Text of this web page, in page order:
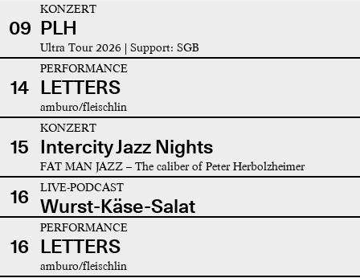
09
KONZERT
PLH
Ultra Tour 2026 | Support: SGB
14
PERFORMANCE
LETTERS
amburo/fleischlin
15
KONZERT
Intercity Jazz Nights
FAT MAN JAZZ – The caliber of Peter Herbolzheimer
16 LIVE-PODCAST
Wurst-Käse-Salat
16
PERFORMANCE
LETTERS
amburo/fleischlin